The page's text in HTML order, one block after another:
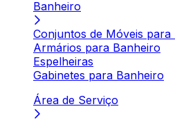
Banheiro
Conjuntos de Móveis para
Armários para Banheiro
Espelheiras
Gabinetes para Banheiro
Área de Serviço